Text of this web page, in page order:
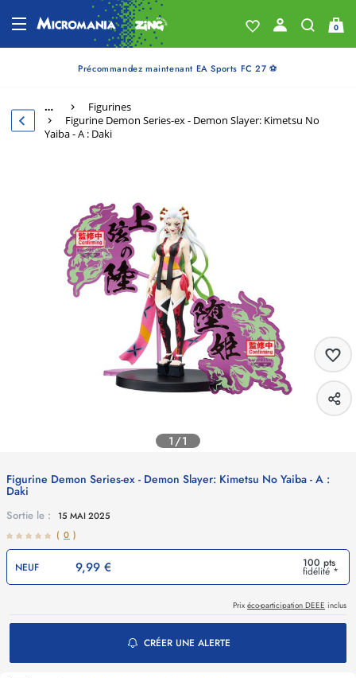
0
Précommandez maintenant EA Sports FC 27 ⚽
…
Figurines
Figurine Demon Series-ex - Demon Slayer: Kimetsu No
Yaiba - A : Daki
1/1
Figurine Demon Series-ex - Demon Slayer: Kimetsu No Yaiba - A :
Daki
Sortie le :
15 MAI 2025
( 0 )
NEUF 9,99 € 100 pts
fidélité *
Prix éco-participation DEEE inclus
CRÉER UNE ALERTE